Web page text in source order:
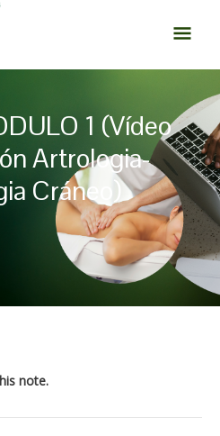
1 (Vídeo
Artrologia-
Cráneo)
note.